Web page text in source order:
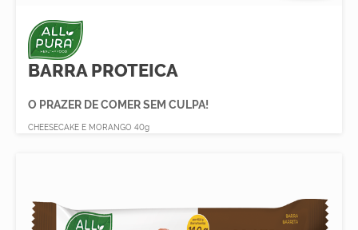
BARRA PROTEICA
O PRAZER DE COMER SEM CULPA!
CHEESECAKE E MORANGO 40g